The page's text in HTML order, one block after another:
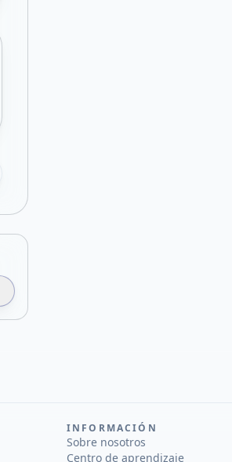
INFORMACIÓN
Sobre nosotros
Centro de aprendizaje